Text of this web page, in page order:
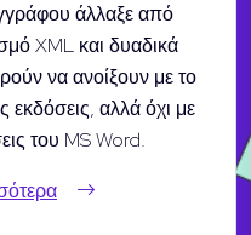
άλλαξε από
XML και δυαδικά
να ανοίξουν με το
εκδόσεις, αλλά όχι με
του MS Word.